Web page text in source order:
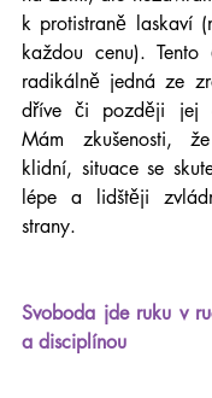
k protistraně laskaví
každou cenu).
radikálně jedná ze
dříve či později jej
Mám zkušenosti,
klidní, situace se
lépe a lidštěji
strany.
Svoboda jde ruku v
a disciplínou